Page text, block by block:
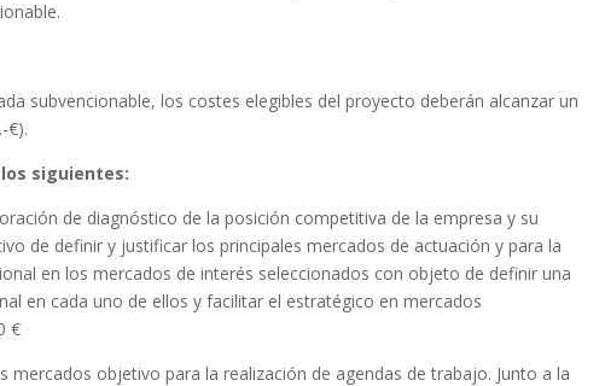
subvencionable, los costes elegibles del proyecto deberán alcanzar un
€).
siguientes:
de diagnóstico de la posición competitiva de la empresa y su
de definir y justificar los principales mercados de actuación y para la
en los mercados de interés seleccionados con objeto de definir una
en cada uno de ellos y facilitar el estratégico en mercados
€
mercados objetivo para la realización de agendas de trabajo. Junto a la